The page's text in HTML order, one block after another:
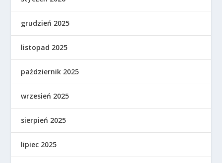
grudzień 2025
listopad 2025
październik 2025
wrzesień 2025
sierpień 2025
lipiec 2025